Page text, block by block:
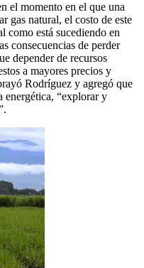
el momento en el que una
gas natural, el costo de este
como está sucediendo en
consecuencias de perder
depender de recursos
a mayores precios y
Rodríguez y agregó que
energética, “explorar y